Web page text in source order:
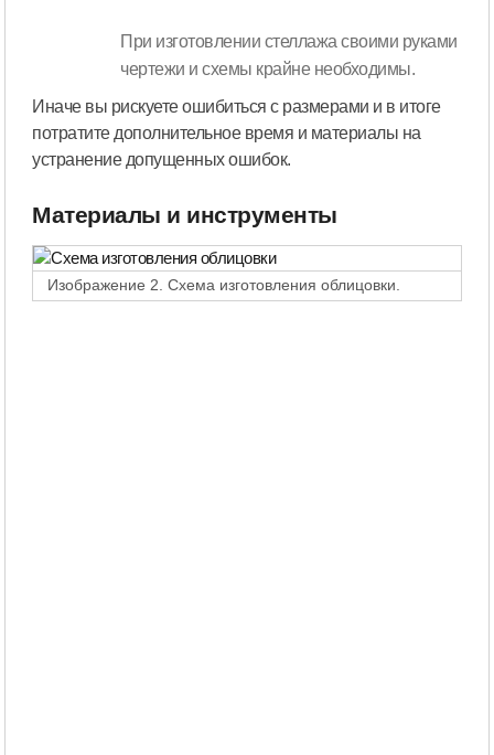
При изготовлении стеллажа своими руками
чертежи и схемы крайне необходимы.
Иначе вы рискуете ошибиться с размерами и в итоге
потратите дополнительное время и материалы на
устранение допущенных ошибок.
Материалы и инструменты
Изображение 2. Схема изготовления облицовки.